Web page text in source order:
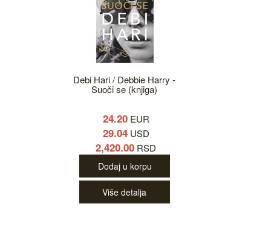
Debi Hari / Debbie Harry -
Suoči se (knjiga)
24.20EUR
29.04USD
2,420.00 RSD
Dodaj u korpu
Više detalja